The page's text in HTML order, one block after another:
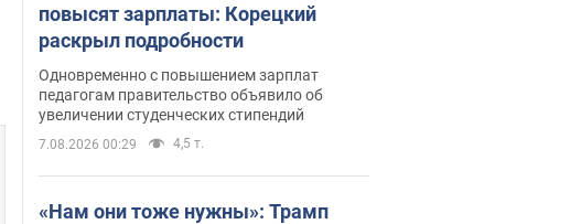
повысят зарплаты: Корецкий
раскрыл подробности
Одновременно с повышением зарплат
педагогам правительство объявило об
увеличении студенческих стипендий
7.08.2026 00:29 4,5 т.
«Нам они тоже нужны»: Трамп